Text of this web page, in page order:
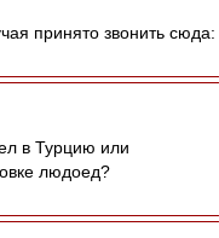
принято звонить сюда:
в Турцию или
людоед?